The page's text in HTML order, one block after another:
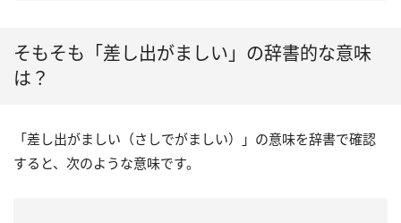
そもそも「差し出がましい」の辞書的な意味
は？
「差し出がましい（さしでがましい）」の意味を辞書で確認
すると、次のような意味です。